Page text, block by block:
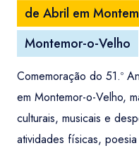
de Abril em
Montemor-o-Velho
Comemoração do 51.º
em Montemor-o-Velho,
culturais, musicais e
atividades físicas,